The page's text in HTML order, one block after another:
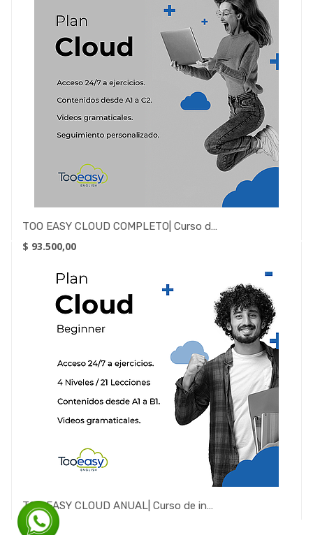
TOO EASY CLOUD COMPLETO| Curso de inglés mensual
$ 93.500,00
TOO EASY CLOUD ANUAL| Curso de inglés Completo- Fácil, sencillo y entretenido.